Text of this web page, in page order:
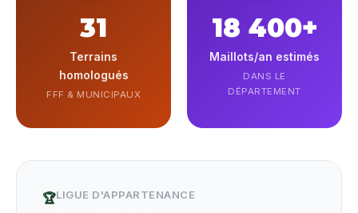
31
Terrains
homologués
FFF & MUNICIPAUX
18 400+
Maillots/an estimés
DANS LE
DÉPARTEMENT
🏆LIGUE D'APPARTENANCE